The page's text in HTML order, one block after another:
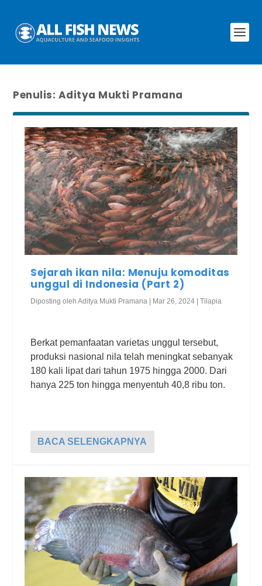
Penulis: Aditya Mukti Pramana
Sejarah ikan nila: Menuju komoditas
unggul di Indonesia (Part 2)
Diposting olehAditya Mukti Pramana | Mar 26, 2024 |Tilapia
Berkat pemanfaatan varietas unggul tersebut,
produksi nasional nila telah meningkat sebanyak
180 kali lipat dari tahun 1975 hingga 2000. Dari
hanya 225 ton hingga menyentuh 40,8 ribu ton.
BACA SELENGKAPNYA